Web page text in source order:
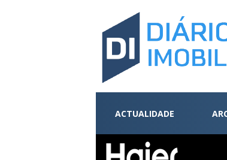
ACTUALIDADE